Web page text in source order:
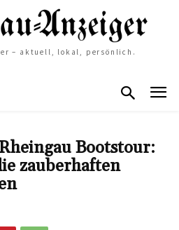
– aktuell, lokal, persönlich.
Bootstour:
zauberhaften